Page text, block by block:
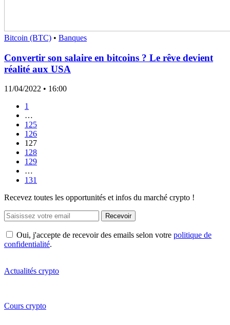
Bitcoin (BTC) • Banques
Convertir son salaire en bitcoins ? Le rêve devient
réalité aux USA
11/04/2022 • 16:00
1
…
125
126
127
128
129
…
131
Recevez toutes les opportunités et infos du marché crypto !
Recevoir
Oui, j'accepte de recevoir des emails selon votre politique de
confidentialité.
Actualités crypto
Cours crypto